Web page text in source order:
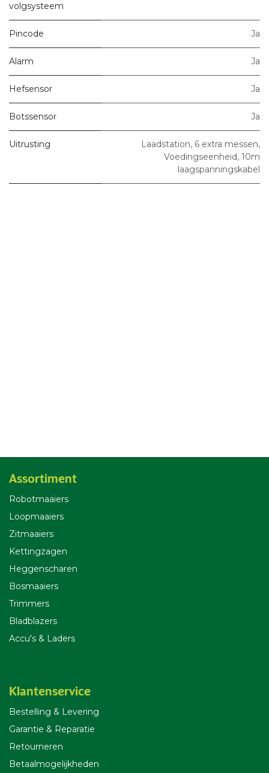
volgsysteem
Pincode Ja
Alarm Ja
Hefsensor Ja
Botssensor Ja
Uitrusting
Laadstation, 6 extra messen,
Voedingseenheid, 10m
laagspanningskabel
Assortiment
Robotmaaiers
Loopmaaiers
Zitmaaiers
Kettingzagen
Heggenscharen
Bosmaaiers
Trimmers
Bladblazers
Accu's & Laders
Klantenservice
Bestelling & Levering
Garantie & Reparatie
Retourneren
Betaalmogelijkheden